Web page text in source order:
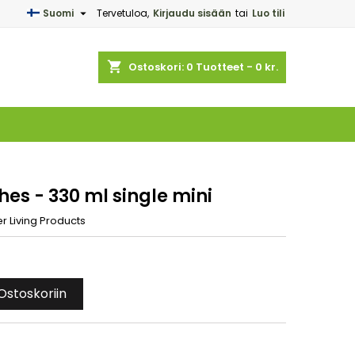
Tervetuloa, Kirjaudu sisään tai Luo tili
Suomi 
shopping_cart Ostoskori: 0 Tuotteet - 0 kr.
- 330 ml single mini
Living Products